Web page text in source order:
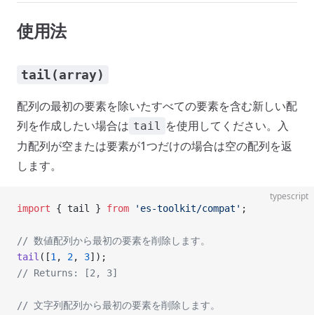
使用法
tail(array)
配列の最初の要素を除いたすべての要素を含む新しい配
列を作成したい場合は tail を使用してください。入
力配列が空または要素が1つだけの場合は空の配列を返
します。
typescript
import { tail } from 'es-toolkit/compat' ;
// 数値配列から最初の要素を削除します。
tail ([1 , 2, 3]);
// Returns: [2, 3]
// 文字列配列から最初の要素を削除します。